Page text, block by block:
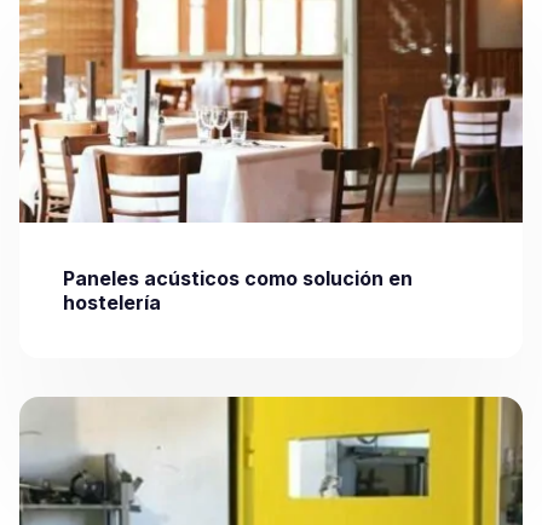
Paneles acústicos como solución en
hostelería